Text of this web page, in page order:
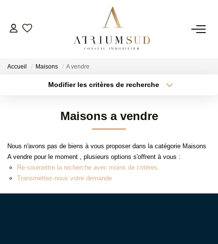
TRANSACTION
ESTIMATION
AGENCE
Accueil Maisons A vendre
Modifier les critères de recherche
Budget max Plus de critères
Maisons a vendre
Nous n'avons pas de biens à vous proposer dans la catégorie Maisons
A vendre pour le moment , plusieurs options s'offrent à vous :
Re-soumettre la recherche avec moins de critères.
Transmettez-nous votre demande